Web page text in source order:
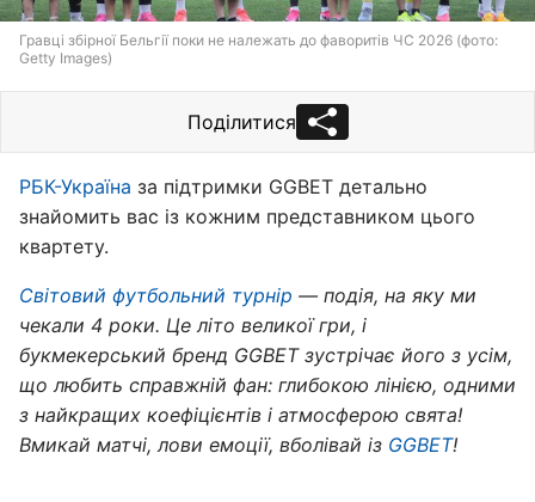
Гравці збірної Бельгії поки не належать до фаворитів ЧС 2026 (фото:
Getty Images)
Поділитися
РБК-Україна за підтримки GGBET детально
знайомить вас із кожним представником цього
квартету.
Світовий футбольний турнір — подія, на яку ми
чекали 4 роки. Це літо великої гри, і
букмекерський бренд GGBET зустрічає його з усім,
що любить справжній фан: глибокою лінією, одними
з найкращих коефіцієнтів і атмосферою свята!
Вмикай матчі, лови емоції, вболівай із GGBET!